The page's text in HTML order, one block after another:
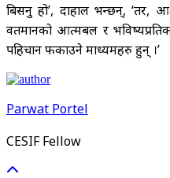
बिर्सनु हो’, दाहाल भन्छन्, ‘तर,
वर्तमानको आत्मबल र
पहिचान फर्काउने माध्यमहरु हुन् ।’
Parwat Portel
CESIF Fellow